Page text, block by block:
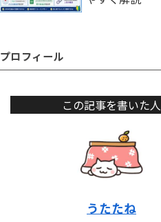
プロフィール
この記事を書いた人
うたたね